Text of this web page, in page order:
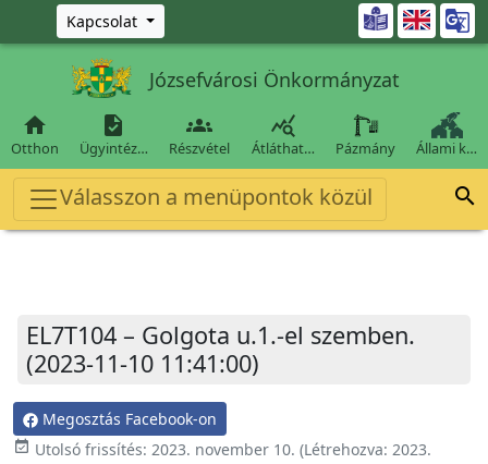
Ugrás a fő tartalomra
Kapcsolat 
Józsefvárosi Önkormányzat

Otthon

Ügyintéz…

Részvétel

Átláthat… Pázmány Állami k…
Válasszon a menüpontok közül 
EL7T104 – Golgota u.1.-el szemben.
(2023-11-10 11:41:00)
Megosztás Facebook-on
event_available Utolsó frissítés: 2023. november 10. (Létrehozva: 2023.